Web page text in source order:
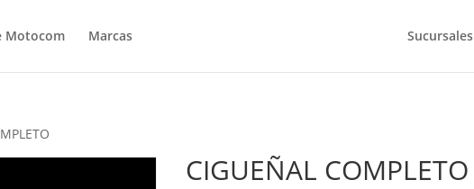
Motocom Marcas Sucursales
CIGUEÑAL COMPLETO